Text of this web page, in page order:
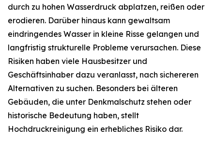
durch zu hohen Wasserdruck abplatzen, reißen oder
erodieren. Darüber hinaus kann gewaltsam
eindringendes Wasser in kleine Risse gelangen und
langfristig strukturelle Probleme verursachen. Diese
Risiken haben viele Hausbesitzer und
Geschäftsinhaber dazu veranlasst, nach sichereren
Alternativen zu suchen. Besonders bei älteren
Gebäuden, die unter Denkmalschutz stehen oder
historische Bedeutung haben, stellt
Hochdruckreinigung ein erhebliches Risiko dar.